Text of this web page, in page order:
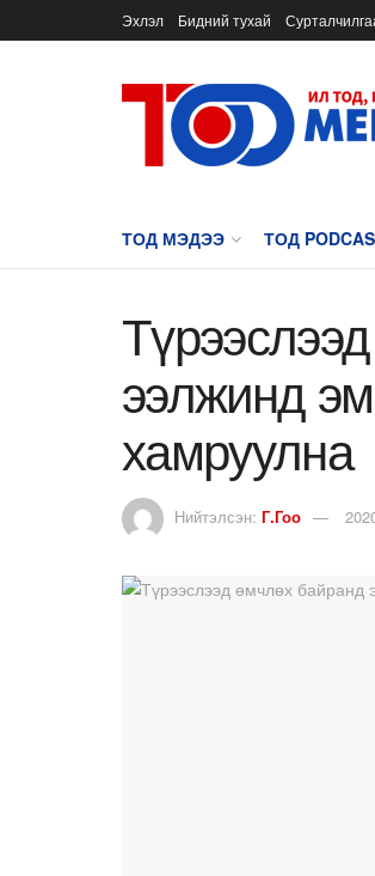
Эхлэл Бидний тухай
ТОД МЭДЭЭ ТОД
ээлжинд
хамруулна
Нийтэлсэн: Г.Гоо